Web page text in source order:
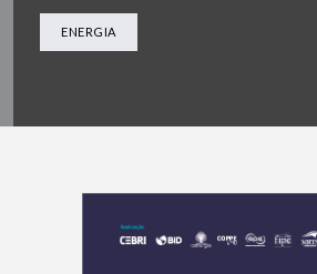
ENERGIA